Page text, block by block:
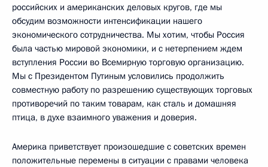
российских и американских деловых кругов, где мы
обсудим возможности интенсификации нашего
экономического сотрудничества. Мы хотим, чтобы Россия
была частью мировой экономики, и с нетерпением ждем
вступления России во Всемирную торговую организацию.
Мы с Президентом Путиным условились продолжить
совместную работу по разрешению существующих торговых
противоречий по таким товарам, как сталь и домашняя
птица, в духе взаимного уважения и доверия.
Америка приветствует произошедшие с советских времен
положительные перемены в ситуации с правами человека